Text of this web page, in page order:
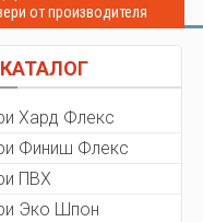
от производителя
КАТАЛОГ
Хард Флекс
Финиш Флекс
ПВХ
Эко Шпон